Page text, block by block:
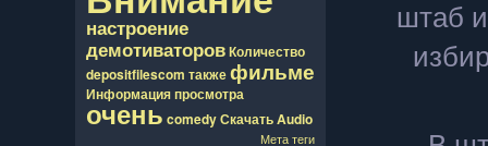
настроение
демотиваторовКоличество
depositfilescom такжефильме
Информацияпросмотра
очень comedyСкачатьAudio
Мета теги
штаб